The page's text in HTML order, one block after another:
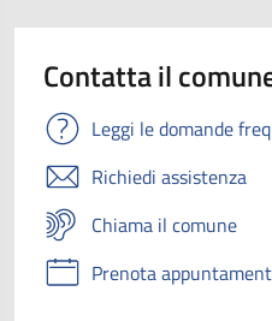
Contatta il
Leggi le domande
Richiedi assistenza
Chiama il comune
Prenota